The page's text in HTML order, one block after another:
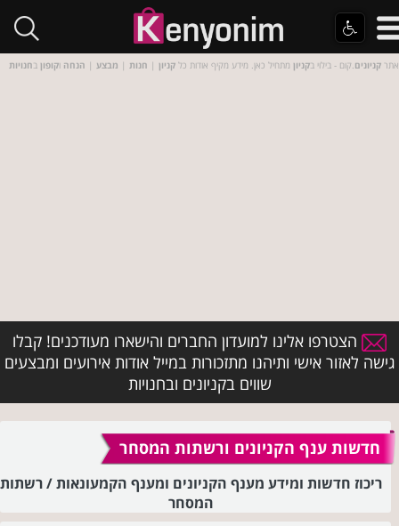
אתר קניונים.קום - בילוי בקניון מתחיל כאן. מידע מקיף אודות כל קניון | חנות | מבצע | הנחה וקופון בחנויות
הצטרפו אלינו למועדון החברים והישארו מעודכנים! קבלו
גישה לאזור אישי ותיהנו מתזכורות במייל אודות אירועים ומבצעים
שווים בקניונים ובחנויות
חדשות ענף הקניונים ורשתות המסחר
ריכוז חדשות ומידע מענף הקניונים ומענף הקמעונאות / רשתות
המסחר